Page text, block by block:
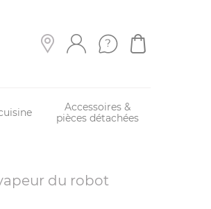
Accessoires &
pièces détachées
du robot